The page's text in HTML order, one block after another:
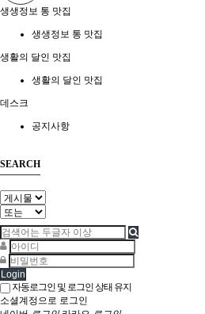
생생정보 통 맛집
생생정보 통 맛집
생활의 달인 맛집
생활의 달인 맛집
데스크
공지사항
SEARCH
Login
자동로그인 및 로그인 상태 유지
소셜계정으로 로그인